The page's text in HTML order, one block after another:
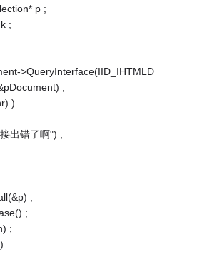
p ;
;
>QueryInterface(IID_IHTMLD
;
)
出错了啊") ;
;
;
;